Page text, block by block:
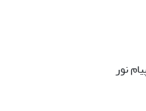
نور